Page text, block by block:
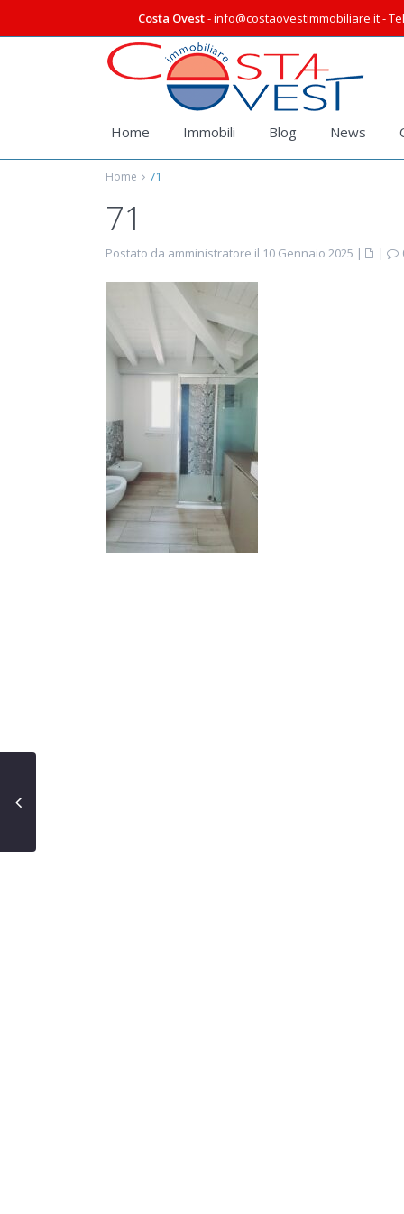
Costa Ovest- info@costaovestimmobiliare.it -
Home Immobili Blog News
Home 71
71
Postato da amministratore il 10 Gennaio 2025 | |